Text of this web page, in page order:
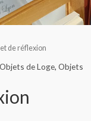
de réflexion
Objets de Loge, Objets